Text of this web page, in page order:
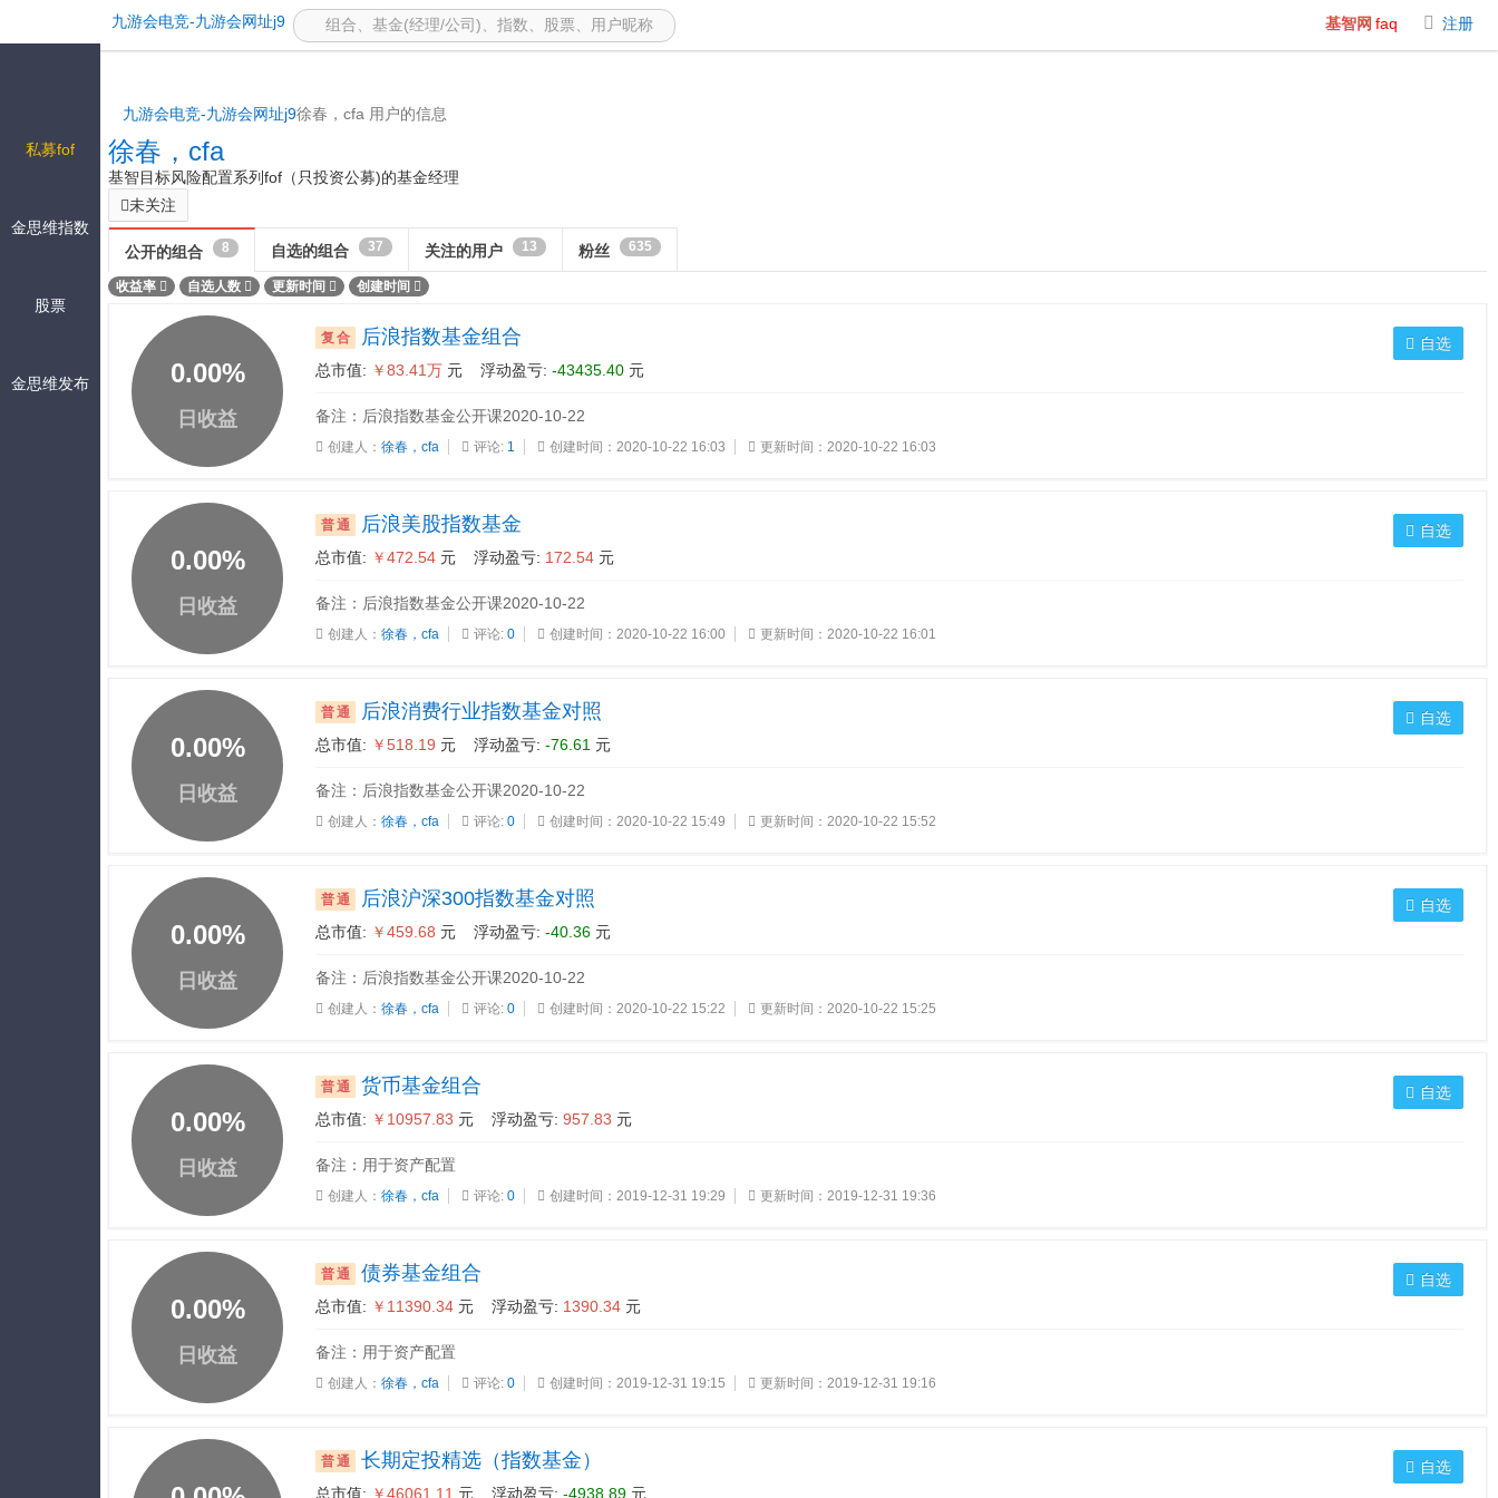
公开组合 -九游会电竞
私募fof
金思维指数
股票
金思维发布
九游会电竞-九游会网址j9 基智网 faq 注册
九游会电竞-九游会网址j9徐春，cfa 用户的信息
徐春，cfa
基智目标风险配置系列fof（只投资公募)的基金经理
未关注
公开的组合 8 自选的组合 37 关注的用户 13 粉丝 635
收益率 自选人数 更新时间 创建时间
0.00%
日收益
复合 后浪指数基金组合
总市值: ￥83.41万 元 浮动盈亏: -43435.40 元
备注：后浪指数基金公开课2020-10-22
创建人： 徐春，cfa 评论: 1 创建时间：2020-10-22 16:03 更新时间：2020-10-22 16:03
自选
0.00%
日收益
普通 后浪美股指数基金
总市值: ￥472.54 元 浮动盈亏: 172.54 元
备注：后浪指数基金公开课2020-10-22
创建人： 徐春，cfa 评论: 0 创建时间：2020-10-22 16:00 更新时间：2020-10-22 16:01
自选
0.00%
日收益
普通 后浪消费行业指数基金对照
总市值: ￥518.19 元 浮动盈亏: -76.61 元
备注：后浪指数基金公开课2020-10-22
创建人： 徐春，cfa 评论: 0 创建时间：2020-10-22 15:49 更新时间：2020-10-22 15:52
自选
0.00%
日收益
普通 后浪沪深300指数基金对照
总市值: ￥459.68 元 浮动盈亏: -40.36 元
备注：后浪指数基金公开课2020-10-22
创建人： 徐春，cfa 评论: 0 创建时间：2020-10-22 15:22 更新时间：2020-10-22 15:25
自选
0.00%
日收益
普通 货币基金组合
总市值: ￥10957.83 元 浮动盈亏: 957.83 元
备注：用于资产配置
创建人： 徐春，cfa 评论: 0 创建时间：2019-12-31 19:29 更新时间：2019-12-31 19:36
自选
0.00%
日收益
普通 债券基金组合
总市值: ￥11390.34 元 浮动盈亏: 1390.34 元
备注：用于资产配置
创建人： 徐春，cfa 评论: 0 创建时间：2019-12-31 19:15 更新时间：2019-12-31 19:16
自选
普通 长期定投精选（指数基金）
总市值: ￥46061.11 元 浮动盈亏: -4938.89 元
自选